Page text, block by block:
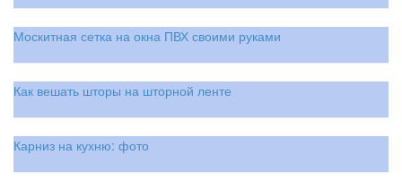
Москитная сетка на окна ПВХ своими руками
Как вешать шторы на шторной ленте
Карниз на кухню: фото